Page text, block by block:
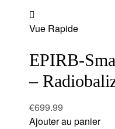
to
Vue Rapide
EPIRB-
–
€699.99
Ajouter au panier